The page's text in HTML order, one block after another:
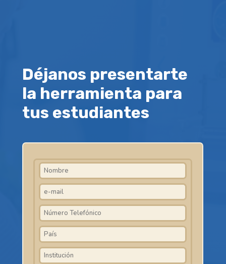
Déjanos presentarte
la herramienta para
tus estudiantes